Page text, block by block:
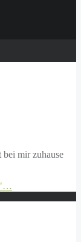
mir zuhause
…